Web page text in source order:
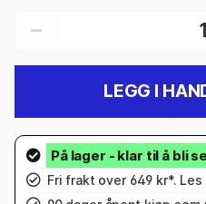
LEGG I
Fri frakt over 649 kr*. Les